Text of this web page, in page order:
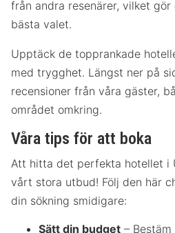
från andra resenärer, vilket
bästa valet.
Upptäck de topprankade
med trygghet. Längst ner på
recensioner från våra gäster,
området omkring.
Våra tips för att boka
Att hitta det perfekta hotellet i
vårt stora utbud! Följ den här
din sökning smidigare:
Sätt din budget –